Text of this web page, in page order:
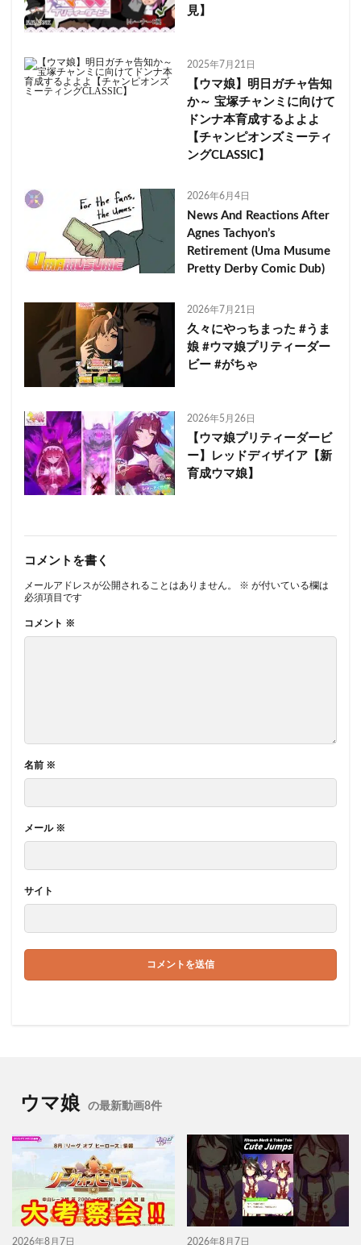
見】
2025年7月21日
【ウマ娘】明日ガチャ告知
か～ 宝塚チャンミに向けて
ドンナ本育成するよよよ
【チャンピオンズミーティ
ングCLASSIC】
2026年6月4日
News And Reactions After
Agnes Tachyon’s
Retirement (Uma Musume
Pretty Derby Comic Dub)
2026年7月21日
久々にやっちまった #うま
娘 #ウマ娘プリティーダー
ビー #がちゃ
2026年5月26日
【ウマ娘プリティーダービ
ー】レッドディザイア【新
育成ウマ娘】
コメントを書く
メールアドレスが公開されることはありません。 ※ が付いている欄は
必須項目です
コメント ※
名前 ※
メール ※
サイト
ウマ娘 の最新動画8件
2026年8月7日 2026年8月7日